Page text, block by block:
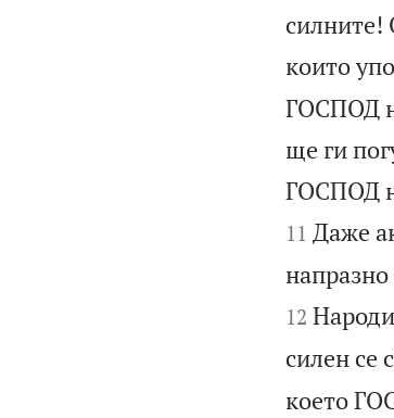
силните!
които
ГОСПОД
ще ги
ГОСПОД
11 Даже
12
силен се
което